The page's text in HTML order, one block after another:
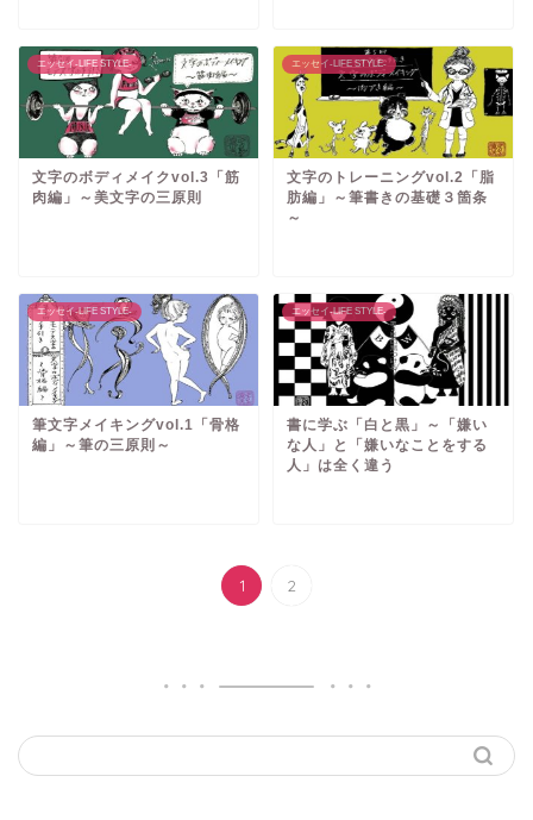
エッセイ-LIFE STYLE-
文字のボディメイクvol.3「筋
肉編」～美文字の三原則
エッセイ-LIFE STYLE-
文字のトレーニングvol.2「脂
肪編」～筆書きの基礎３箇条
～
エッセイ-LIFE STYLE-
筆文字メイキングvol.1「骨格
編」～筆の三原則～
エッセイ-LIFE STYLE-
書に学ぶ「白と黒」～「嫌い
な人」と「嫌いなことをする
人」は全く違う
1 2